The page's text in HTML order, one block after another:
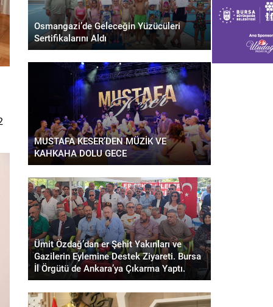
Osmangazi’de Geleceğin Yüzücüleri
Sertifikalarını Aldı
MUSTAFA KESER’DEN MÜZİK VE
KAHKAHA DOLU GECE
Ümit Özdağ’dan er Şehit Yakınları ve
Gazilerin Eylemine Destek Ziyareti. Bursa
İl Örgütü de Ankara’ya Çıkarma Yaptı.